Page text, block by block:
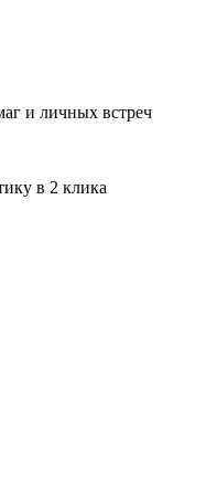
и личных встреч
в 2 клика